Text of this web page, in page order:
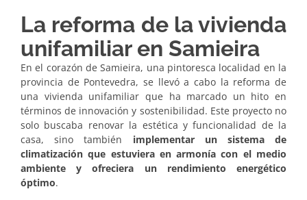
La reforma de la vivienda
unifamiliar en Samieira
En el corazón de Samieira, una pintoresca localidad en la
provincia de Pontevedra, se llevó a cabo la reforma de
una vivienda unifamiliar que ha marcado un hito en
términos de innovación y sostenibilidad. Este proyecto no
solo buscaba renovar la estética y funcionalidad de la
casa, sino también implementar un sistema de
climatización que estuviera en armonía con el medio
ambiente y ofreciera un rendimiento energético
óptimo.